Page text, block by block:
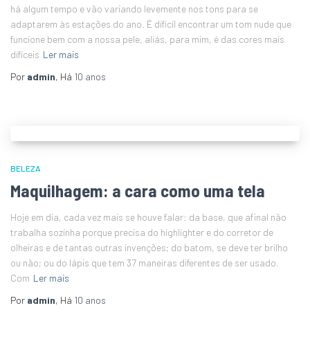
há algum tempo e vão variando levemente nos tons para se
adaptarem às estações do ano. É difícil encontrar um tom nude que
funcione bem com a nossa pele, aliás, para mim, é das cores mais
difíceis Ler mais
Por admin, Há 10 anos
BELEZA
Maquilhagem: a cara como uma tela
Hoje em dia, cada vez mais se houve falar: da base, que afinal não
trabalha sozinha porque precisa do highlighter e do corretor de
olheiras e de tantas outras invenções; do batom, se deve ter brilho
ou não; ou do lápis que tem 37 maneiras diferentes de ser usado.
Com Ler mais
Por admin, Há 10 anos